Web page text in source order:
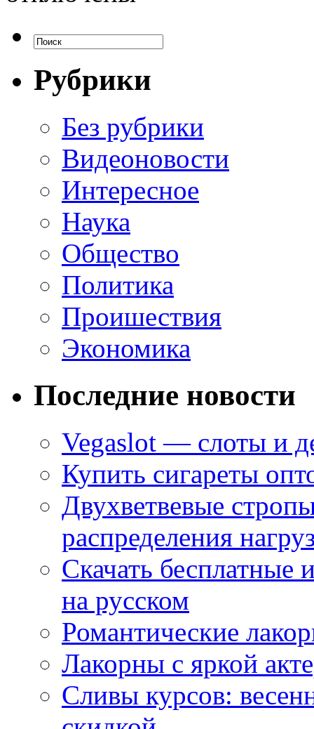
Рубрики
Без рубрики
Видеоновости
Интересное
Наука
Общество
Политика
Проишествия
Экономика
Последние новости
Vegaslot — слоты и
Купить сигареты
Двухветвевые
распределения
Скачать
на русском
Романтические
Лакорны с яркой
Сливы курсов: